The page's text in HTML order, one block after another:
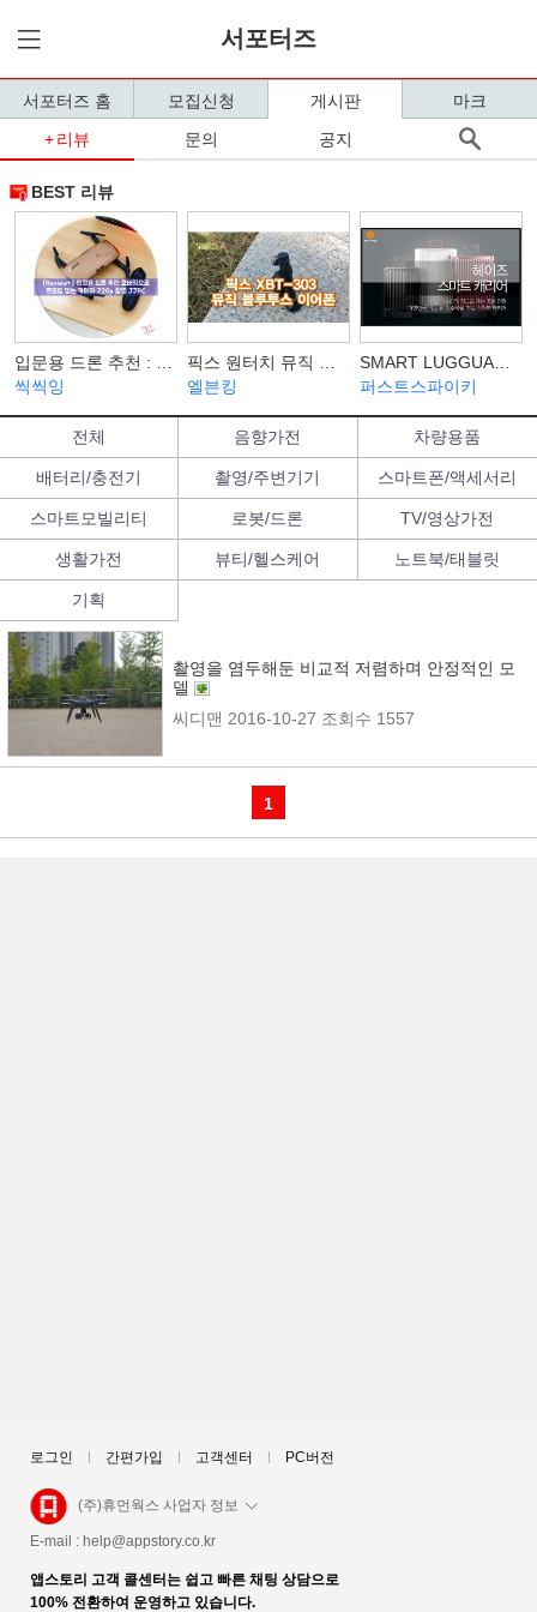
서포터즈
서포터즈 홈 모집신청 게시판
마크
리뷰
문의 공지
BEST 리뷰
씩씩잉
엘븐킹
퍼스트스파이키
전체 음향가전 차량용품
배터리/충전기 촬영/주변기기 스마트폰/액세서리
스마트모빌리티 로봇/드론 TV/영상가전
생활가전 뷰티/헬스케어 노트북/태블릿
기획
촬영을 염두해둔 비교적 저렴하며 안정적인 모
델
씨디맨 2016-10-27 조회수 1557
1
로그인 간편가입 고객센터 PC버전
(주)휴먼웍스 사업자 정보
E-mail : help@appstory.co.kr
앱스토리 고객 콜센터는 쉽고 빠른 채팅 상담으로
100% 전환하여 운영하고 있습니다.